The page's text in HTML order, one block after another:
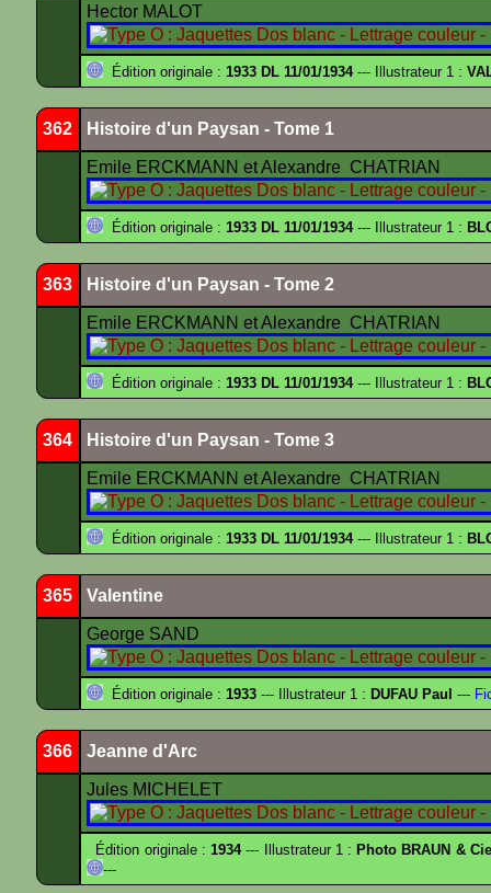
Hector MALOT
Édition originale : 1933 DL 11/01/1934--- Illustrateur 1 :
362 Histoire d'un Paysan - Tome 1
Emile ERCKMANN et Alexandre CHATRIAN
Édition originale : 1933 DL 11/01/1934--- Illustrateur 1 :
363 Histoire d'un Paysan - Tome 2
Emile ERCKMANN et Alexandre CHATRIAN
Édition originale : 1933 DL 11/01/1934--- Illustrateur 1 :
364 Histoire d'un Paysan - Tome 3
Emile ERCKMANN et Alexandre CHATRIAN
Édition originale : 1933 DL 11/01/1934--- Illustrateur 1 :
365 Valentine
George SAND
Édition originale : 1933 --- Illustrateur 1 : DUFAU Paul ---
366 Jeanne d'Arc
Jules MICHELET
Édition originale :1934--- Illustrateur 1 : Photo BRAUN &
---